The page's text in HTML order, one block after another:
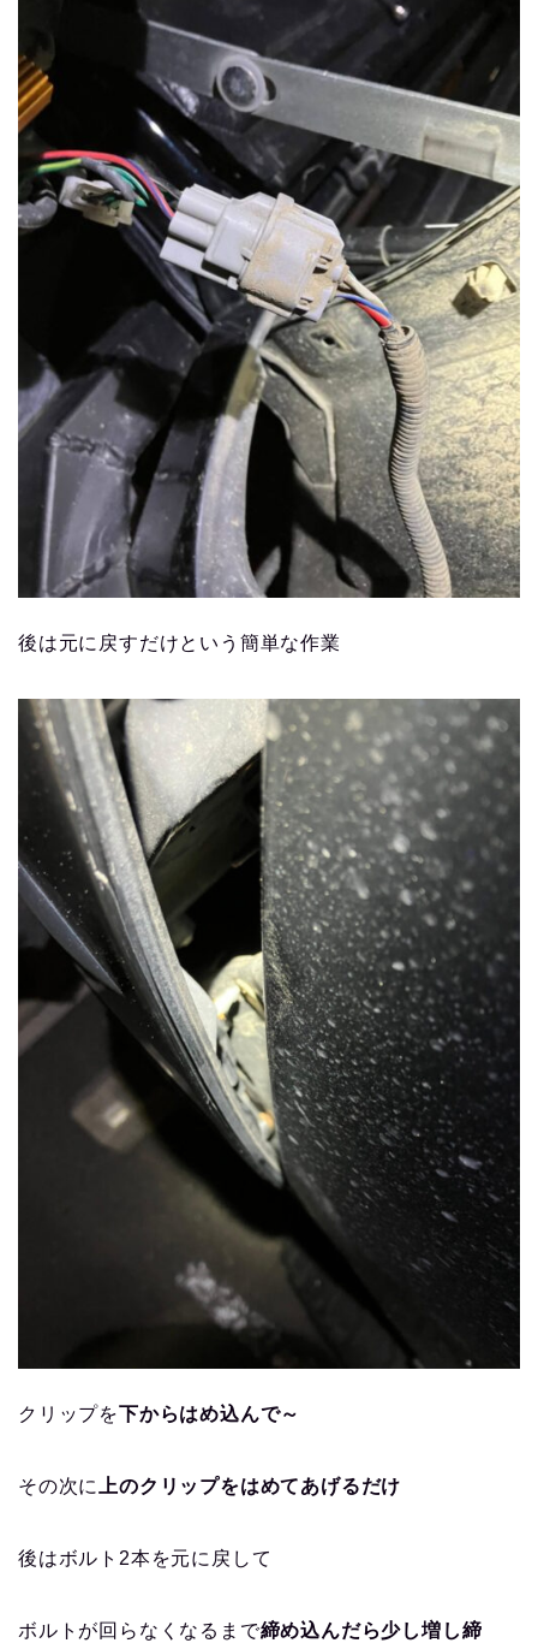
後は元に戻すだけという簡単な作業
クリップを下からはめ込んで～
その次に上のクリップをはめてあげるだけ
後はボルト2本を元に戻して
ボルトが回らなくなるまで締め込んだら少し増し締